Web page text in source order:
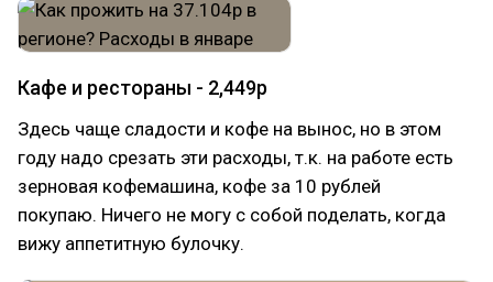
Кафе и рестораны - 2,449р
Здесь чаще сладости и кофе на вынос, но в этом
году надо срезать эти расходы, т.к. на работе есть
зерновая кофемашина, кофе за 10 рублей
покупаю. Ничего не могу с собой поделать, когда
вижу аппетитную булочку.